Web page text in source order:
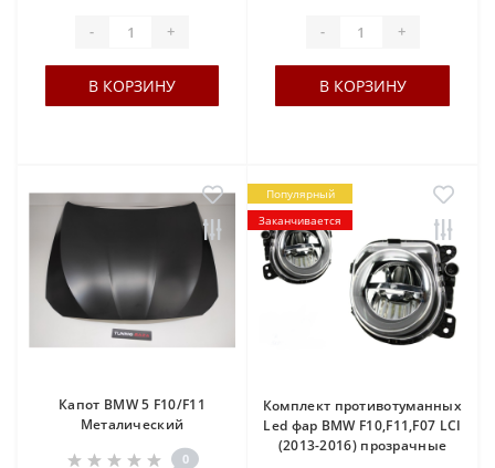
- +
В КОРЗИНУ
- +
В КОРЗИНУ
Капот BMW 5 F10/F11
Металический
0
Популярный
Заканчивается
Комплект противотуманных
Led фар BMW F10,F11,F07 LCI
(2013-2016) прозрачные